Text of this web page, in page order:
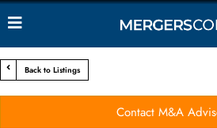
Back to Listings
Contact M&A